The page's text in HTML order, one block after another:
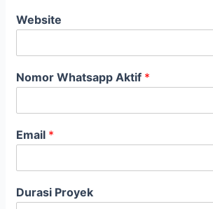
Website
Nomor Whatsapp Aktif *
Email *
Durasi Proyek